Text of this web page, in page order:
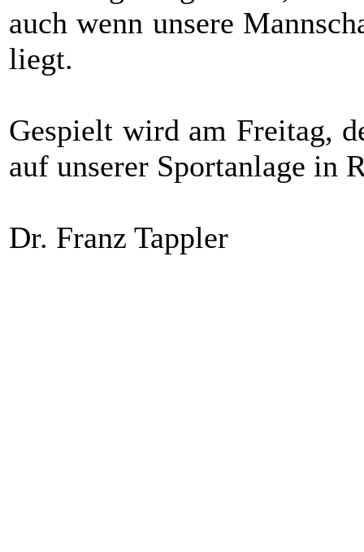
auch wenn unsere
liegt.
Gespielt wird am Freitag,
auf unserer Sportanlage in
Dr. Franz Tappler